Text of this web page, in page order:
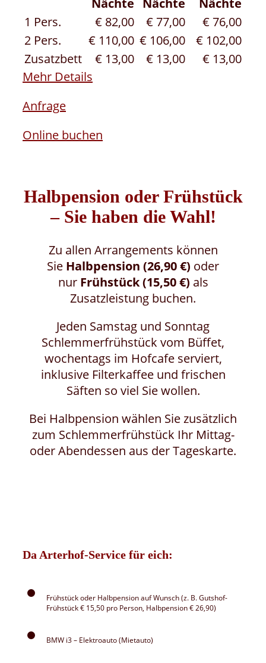
1 Pers.
€ 82,00 € 77,00
€ 76,00
2 Pers.
€ 110,00 € 106,00
€ 102,00
Zusatzbett
€ 13,00 € 13,00
€ 13,00
Mehr Details
Anfrage
Online buchen
Halbpension oder Frühstück
– Sie haben die Wahl!
Zu allen Arrangements können
Sie Halbpension (26,90 €) oder
nur Frühstück (15,50 €) als
Zusatzleistung buchen.
Jeden Samstag und Sonntag
Schlemmerfrühstück vom Büffet,
wochentags im Hofcafe serviert,
inklusive Filterkaffee und frischen
Säften so viel Sie wollen.
Bei Halbpension wählen Sie zusätzlich
zum Schlemmerfrühstück Ihr Mittag-
oder Abendessen aus der Tageskarte.
Da Arterhof-Service für eich:
Frühstück oder Halbpension auf Wunsch (z. B. Gutshof-
Frühstück € 15,50 pro Person, Halbpension € 26,90)
BMW i3 – Elektroauto (Mietauto)